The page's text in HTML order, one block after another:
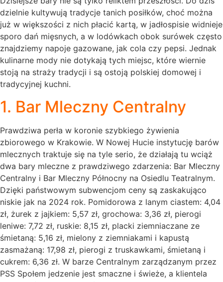
dzielnie kultywują tradycje tanich posiłków, choć można
już w większości z nich płacić kartą, w jadłospisie widnieje
sporo dań mięsnych, a w lodówkach obok surówek często
znajdziemy napoje gazowane, jak cola czy pepsi. Jednak
kulinarne mody nie dotykają tych miejsc, które wiernie
stoją na straży tradycji i są ostoją polskiej domowej i
tradycyjnej kuchni.
1. Bar Mleczny Centralny
Prawdziwa perła w koronie szybkiego żywienia
zbiorowego w Krakowie. W Nowej Hucie instytucję barów
mlecznych traktuje się na tyle serio, że działają tu wciąż
dwa bary mleczne z prawdziwego zdarzenia: Bar Mleczny
Centralny i Bar Mleczny Północny na Osiedlu Teatralnym.
Dzięki państwowym subwencjom ceny są zaskakująco
niskie jak na 2024 rok. Pomidorowa z lanym ciastem: 4,04
zł, żurek z jajkiem: 5,57 zł, grochowa: 3,36 zł, pierogi
leniwe: 7,72 zł, ruskie: 8,15 zł, placki ziemniaczane ze
śmietaną: 5,16 zł, mielony z ziemniakami i kapustą
zasmażaną: 17,98 zł, pierogi z truskawkami, śmietaną i
cukrem: 6,36 zł. W barze Centralnym zarządzanym przez
PSS Społem jedzenie jest smaczne i świeże, a klientela